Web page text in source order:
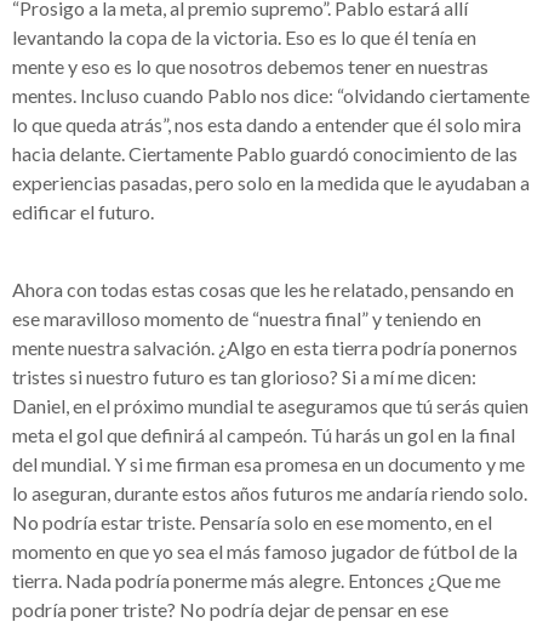
“Prosigo a la meta, al premio supremo”. Pablo estará allí
levantando la copa de la victoria. Eso es lo que él tenía en
mente y eso es lo que nosotros debemos tener en nuestras
mentes. Incluso cuando Pablo nos dice: “olvidando ciertamente
lo que queda atrás”, nos esta dando a entender que él solo mira
hacia delante. Ciertamente Pablo guardó conocimiento de las
experiencias pasadas, pero solo en la medida que le ayudaban a
edificar el futuro.
Ahora con todas estas cosas que les he relatado, pensando en
ese maravilloso momento de “nuestra final” y teniendo en
mente nuestra salvación. ¿Algo en esta tierra podría ponernos
tristes si nuestro futuro es tan glorioso? Si a mí me dicen:
Daniel, en el próximo mundial te aseguramos que tú serás quien
meta el gol que definirá al campeón. Tú harás un gol en la final
del mundial. Y si me firman esa promesa en un documento y me
lo aseguran, durante estos años futuros me andaría riendo solo.
No podría estar triste. Pensaría solo en ese momento, en el
momento en que yo sea el más famoso jugador de fútbol de la
tierra. Nada podría ponerme más alegre. Entonces ¿Que me
podría poner triste? No podría dejar de pensar en ese